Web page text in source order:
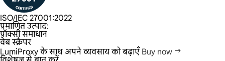
ISO/IEC 27001:2022
प्रमाणित उत्पाद:
प्रॉक्सी समाधान
वेब स्क्रैपर
LumiProxy के साथ अपने व्यवसाय को बढ़ाएँ Buy now